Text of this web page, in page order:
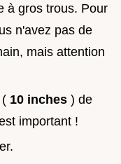
à gros trous. Pour
n'avez pas de
mais attention
( 10 inches ) de
important !